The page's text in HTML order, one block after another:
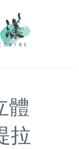
體
拉